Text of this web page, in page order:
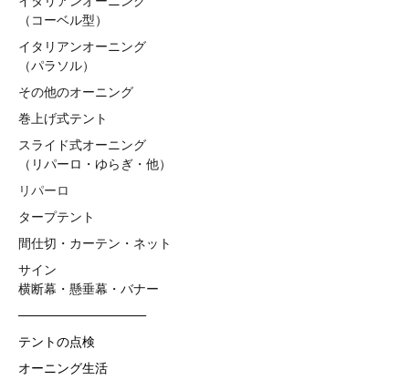
（コーベル型）
イタリアンオーニング
（パラソル）
その他のオーニング
巻上げ式テント
スライド式オーニング
（リパーロ・ゆらぎ・他）
リパーロ
タープテント
間仕切・カーテン・ネット
サイン
横断幕・懸垂幕・バナー
——————————
テントの点検
オーニング生活